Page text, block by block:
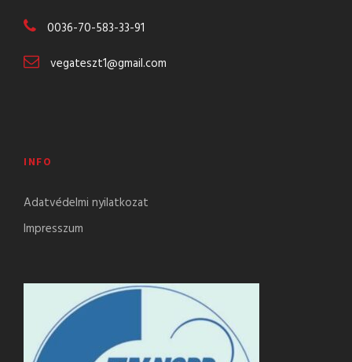
0036-70-583-33-91
vegateszt1@gmail.com
INFO
Adatvédelmi nyilatkozat
Impresszum